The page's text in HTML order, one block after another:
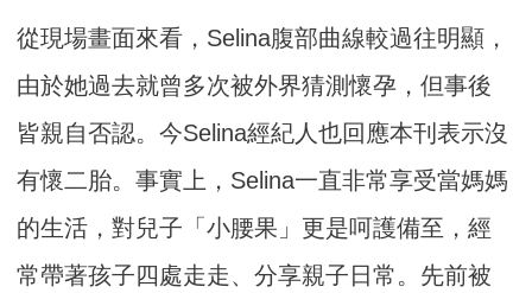
從現場畫面來看，Selina腹部曲線較過往明顯，
由於她過去就曾多次被外界猜測懷孕，但事後
皆親自否認。今Selina經紀人也回應本刊表示沒
有懷二胎。事實上，Selina一直非常享受當媽媽
的生活，對兒子「小腰果」更是呵護備至，經
常帶著孩子四處走走、分享親子日常。先前被